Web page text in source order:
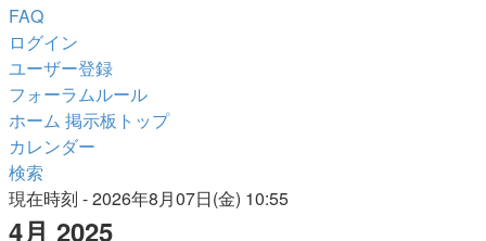
FAQ
ログイン
ユーザー登録
フォーラムルール
ホーム 掲示板トップ
カレンダー
検索
現在時刻 - 2026年8月07日(金) 10:55
4月 2025